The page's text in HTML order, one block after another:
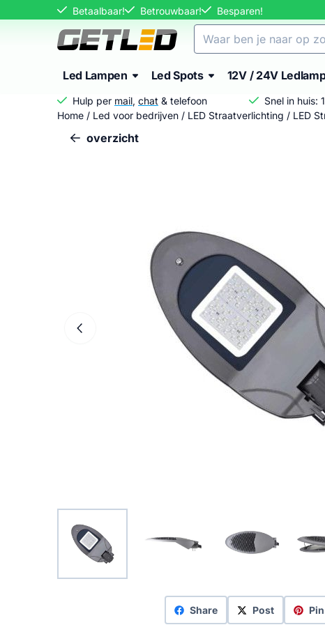
Cookievoorkeuren zijn momenteel gesloten.
Betaalbaar! Betrouwbaar! Besparen!
Zoeken
Led Lampen Led Spots 12V / 24V
Hulp per mail, chat & telefoon Snel in huis:
Home / Led voor bedrijven / LED Straatverlichting / LED
overzicht
Share Post